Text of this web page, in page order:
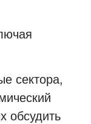
сектора,
обсудить